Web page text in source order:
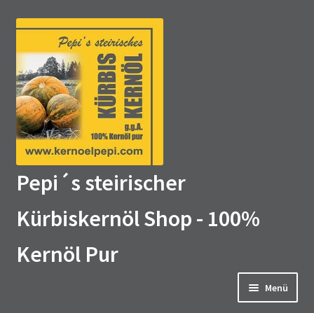
Zur
Navigation
springen
Zum
springen
Pepi´s steirischer
Kürbiskernöl Shop - 100%
Kernöl Pur
Menü